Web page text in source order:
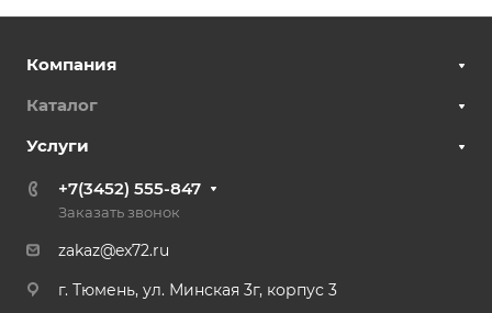
Компания
Каталог
Услуги
+7(3452) 555-847
Заказать звонок
zakaz@ex72.ru
г. Тюмень, ул. Минская 3г, корпус 3